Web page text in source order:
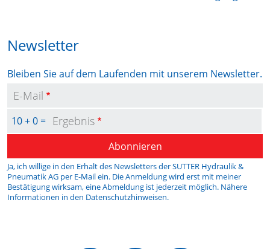
Newsletter
E-Mail
Bleiben Sie auf dem Laufenden mit unserem Newsletter.
Ergebnis
10 + 0 =
Abonnieren
Ja, ich willige in den Erhalt des Newsletters der SUTTER Hydraulik &
Pneumatik AG per E-Mail ein. Die Anmeldung wird erst mit meiner
Bestätigung wirksam, eine Abmeldung ist jederzeit möglich. Nähere
Informationen in den Datenschutzhinweisen.